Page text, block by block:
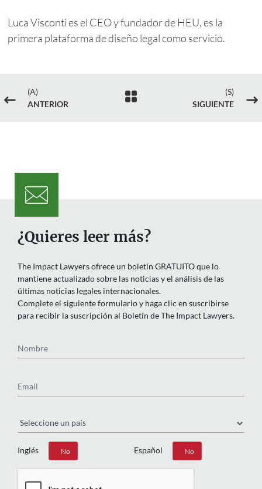
Luca Visconti es el CEO y fundador de HEU, es la
primera plataforma de diseño legal como servicio.
#
(A)
ANTERIOR

(S)
SIGUIENTE
$
¿Quieres leer más?
The Impact Lawyers ofrece un boletín GRATUITO que lo
mantiene actualizado sobre las noticias y el análisis de las
últimas noticias legales internacionales.
Complete el siguiente formulario y haga clic en suscribirse
para recibir la suscripción al Boletín de The Impact Lawyers.
Inglés
Sí No Español
Sí No